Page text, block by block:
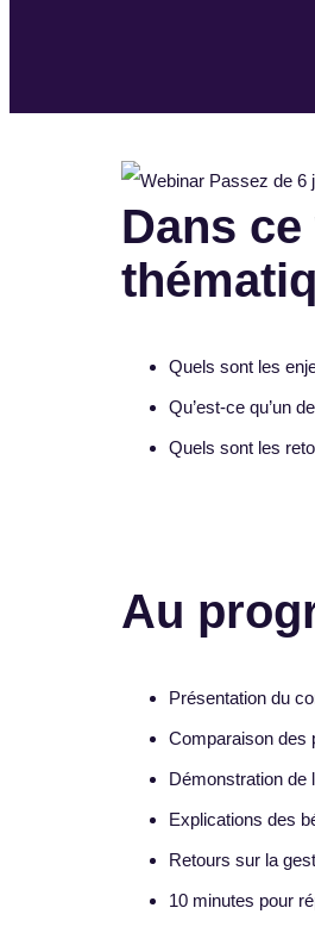
Dans
Quels sont les
Qu’est-ce qu’un
Quels sont les
Au
Présentation du
Comparaison des
Démonstration de
Explications des
Retours sur la
10 minutes pour